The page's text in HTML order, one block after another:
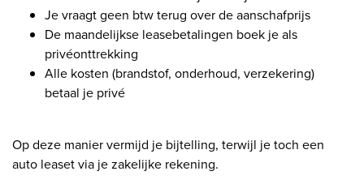
Je vraagt geen btw terug over de aanschafprijs
De maandelijkse leasebetalingen boek je als
privéonttrekking
Alle kosten (brandstof, onderhoud, verzekering)
betaal je privé
Op deze manier vermijd je bijtelling, terwijl je toch een
auto leaset via je zakelijke rekening.